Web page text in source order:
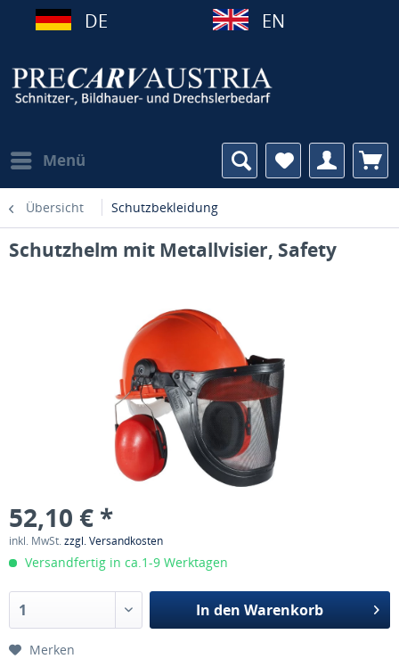
DE EN
Menü
Übersicht Schutzbekleidung
Schutzhelm mit Metallvisier, Safety
52,10 € *
inkl. MwSt.zzgl. Versandkosten
Versandfertig in ca.1-9 Werktagen
In den Warenkorb
Merken